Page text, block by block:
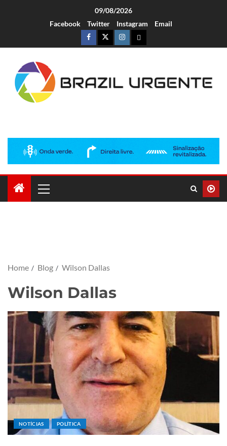
09/08/2026
Facebook
Twitter Instagram Email
Home Blog Wilson Dallas
Wilson Dallas
NOTÍCIAS POLÍTICA